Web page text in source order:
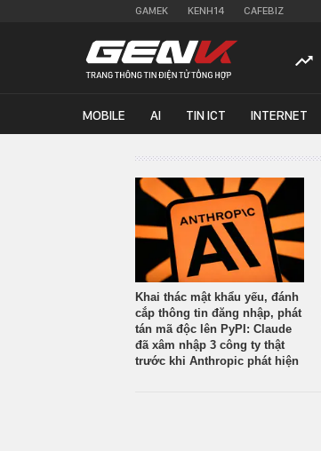
GAMEK KENH14 CAFEBIZ
MOBILE AI TIN ICT INTERNET
Khai thác mật khẩu yếu, đánh
cắp thông tin đăng nhập, phát
tán mã độc lên PyPI: Claude
đã xâm nhập 3 công ty thật
trước khi Anthropic phát hiện